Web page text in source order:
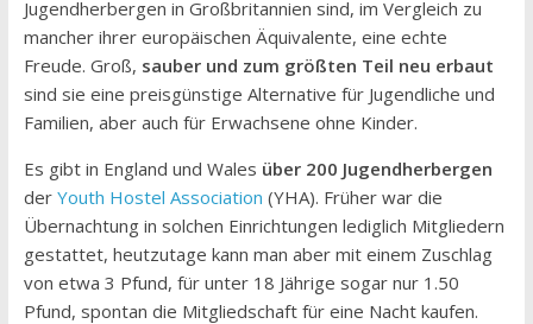
Jugendherbergen in Großbritannien sind, im Vergleich zu
mancher ihrer europäischen Äquivalente, eine echte
Freude. Groß, sauber und zum größten Teil neu erbaut
sind sie eine preisgünstige Alternative für Jugendliche und
Familien, aber auch für Erwachsene ohne Kinder.
Es gibt in England und Wales über 200 Jugendherbergen
der Youth Hostel Association (YHA). Früher war die
Übernachtung in solchen Einrichtungen lediglich Mitgliedern
gestattet, heutzutage kann man aber mit einem Zuschlag
von etwa 3 Pfund, für unter 18 Jährige sogar nur 1.50
Pfund, spontan die Mitgliedschaft für eine Nacht kaufen.